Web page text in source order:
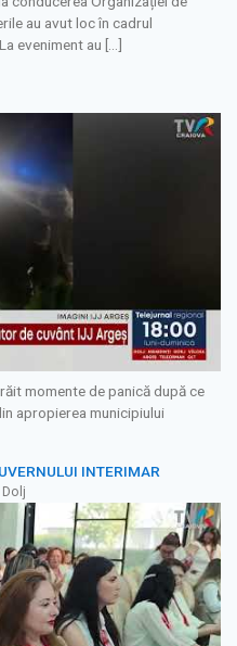
au avut loc în cadrul
eveniment au […]
momente de panică după ce
apropierea municipiului
INTERIMAR
| Dolj